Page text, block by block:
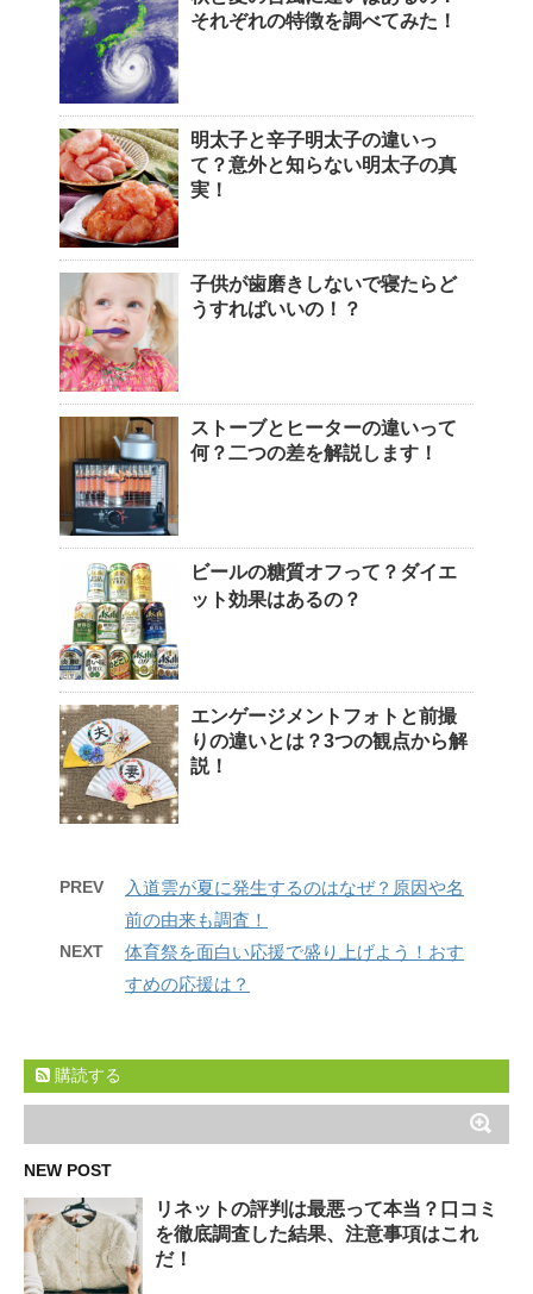
それぞれの特徴を調べてみた！
明太子と辛子明太子の違いっ
て？意外と知らない明太子の真
実！
子供が歯磨きしないで寝たらど
うすればいいの！？
ストーブとヒーターの違いって
何？二つの差を解説します！
ビールの糖質オフって？ダイエ
ット効果はあるの？
エンゲージメントフォトと前撮
りの違いとは？3つの観点から解
説！
PREV
入道雲が夏に発生するのはなぜ？原因や名
前の由来も調査！
NEXT
体育祭を面白い応援で盛り上げよう！おす
すめの応援は？
購読する
NEW POST
リネットの評判は最悪って本当？口コミ
を徹底調査した結果、注意事項はこれ
だ！